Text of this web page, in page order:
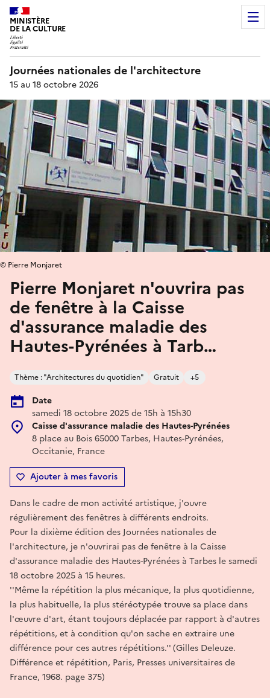
MINISTÈRE
DE LA CULTURE
Journées nationales de l'architecture
15 au 18 octobre 2026
Pierre Monjaret n'ouvrira pas
de fenêtre à la Caisse
d'assurance maladie des
Hautes-Pyrénées à Tarb…
Thème : "Architectures du quotidien" Gratuit +5
Date
samedi 18 octobre 2025 de 15h à 15h30
Caisse d'assurance maladie des Hautes-Pyrénées
8 place au Bois 65000 Tarbes, Hautes-Pyrénées,
Occitanie, France
Ajouter à mes favoris
© Pierre Monjaret
Dans le cadre de mon activité artistique, j'ouvre
régulièrement des fenêtres à différents endroits.
Pour la dixième édition des Journées nationales de
l'architecture, je n'ouvrirai pas de fenêtre à la Caisse
d'assurance maladie des Hautes-Pyrénées à Tarbes le samedi
18 octobre 2025 à 15 heures.
''Même la répétition la plus mécanique, la plus quotidienne,
la plus habituelle, la plus stéréotypée trouve sa place dans
l'œuvre d'art, étant toujours déplacée par rapport à d'autres
répétitions, et à condition qu'on sache en extraire une
différence pour ces autres répétitions.'' (Gilles Deleuze.
Différence et répétition, Paris, Presses universitaires de
France, 1968. page 375)